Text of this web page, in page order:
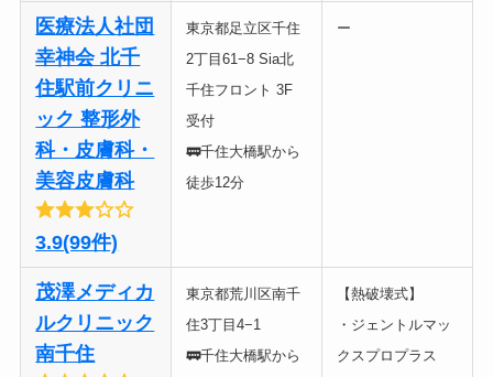
医療法人社団
幸神会 北千
住駅前クリニ
ック 整形外
科・皮膚科・
美容皮膚科
3.9(99件)
東京都足立区千住
2丁目61−8 Sia北
千住フロント 3F
受付
🚃千住大橋駅から
徒歩12分
ー
茂澤メディカ
ルクリニック
南千住
東京都荒川区南千
住3丁目4−1
🚃千住大橋駅から
【熱破壊式】
・ジェントルマッ
クスプロプラス